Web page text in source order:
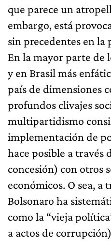
que parece un
embargo, está
sin precedentes en la
En la mayor parte de
y en Brasil más
país de dimensiones
profundos clivajes
multipartidismo
implementación de
hace posible a través
concesión) con otros
económicos. O sea, a
Bolsonaro ha
como la “vieja
a actos de